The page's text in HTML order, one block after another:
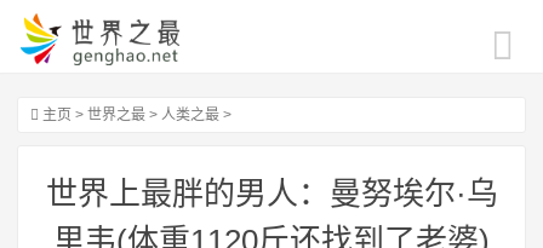
主页 > 世界之最 > 人类之最 >
世界上最胖的男人：曼努埃尔·乌
里韦(体重1120斤还找到了老婆)